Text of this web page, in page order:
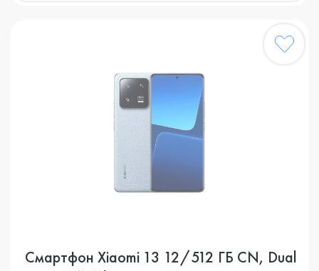
Смартфон Xiaomi 13 12/512 ГБ CN, Dual